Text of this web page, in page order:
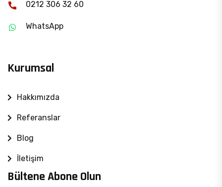
0212 306 32 60
WhatsApp
Kurumsal
Hakkımızda
Referanslar
Blog
İletişim
Bültene Abone Olun